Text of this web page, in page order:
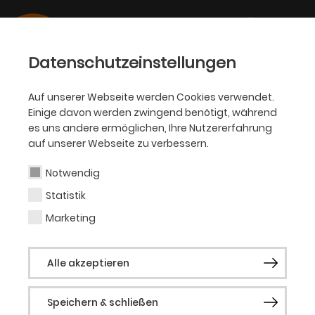
Datenschutzeinstellungen
Auf unserer Webseite werden Cookies verwendet.
Einige davon werden zwingend benötigt, während
es uns andere ermöglichen, Ihre Nutzererfahrung
auf unserer Webseite zu verbessern.
Notwendig
Statistik
Marketing
Alle akzeptieren
Speichern & schließen
OPER
Franz Schilling
Bariton
Der luxemburgische Bariton Franz Schilling
sammelte seine ersten musikalischen
Erfahrungen am Konservatorium der
Stadt Luxemburg, wo er früh Geige und